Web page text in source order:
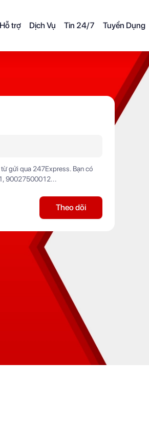
Hỗ trợ Dịch Vụ Tin 24/7 Tuyển Dụng
gửi qua 247Express. Bạn có
90027500012...
Theo dõi